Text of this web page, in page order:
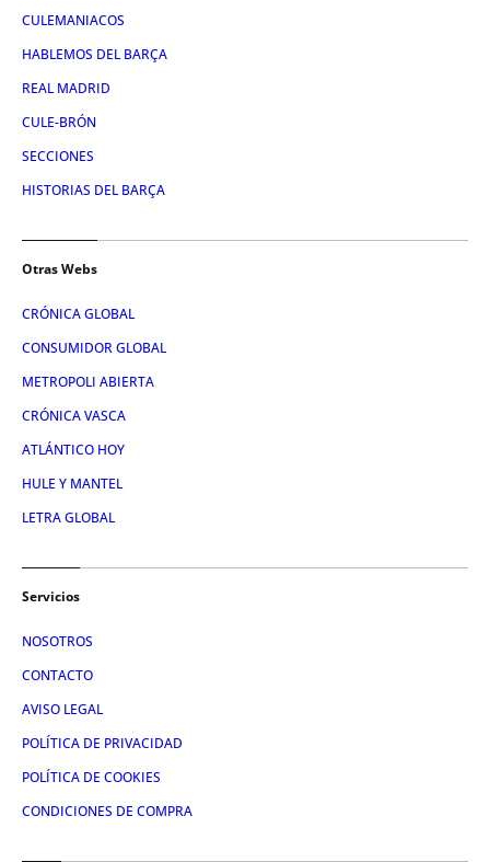
CULEMANIACOS
HABLEMOS DEL BARÇA
REAL MADRID
CULE-BRÓN
SECCIONES
HISTORIAS DEL BARÇA
Otras Webs
CRÓNICA GLOBAL
CONSUMIDOR GLOBAL
METROPOLI ABIERTA
CRÓNICA VASCA
ATLÁNTICO HOY
HULE Y MANTEL
LETRA GLOBAL
Servicios
NOSOTROS
CONTACTO
AVISO LEGAL
POLÍTICA DE PRIVACIDAD
POLÍTICA DE COOKIES
CONDICIONES DE COMPRA